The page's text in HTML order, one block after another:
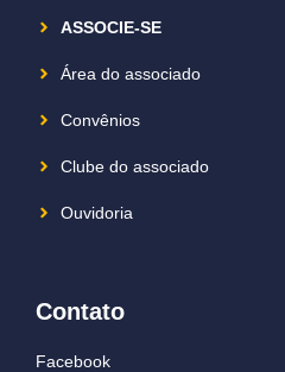
ASSOCIE-SE
Área do associado
Convênios
Clube do associado
Ouvidoria
Contato
Facebook